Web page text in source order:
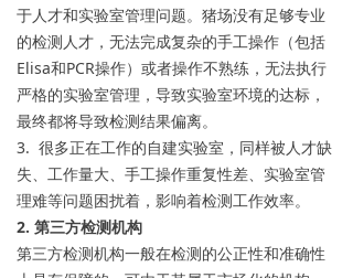
于人才和实验室管理问题。猪场没有足够专业
的检测人才，无法完成复杂的手工操作（包括
Elisa和PCR操作）或者操作不熟练，无法执行
严格的实验室管理，导致实验室环境的达标，
最终都将导致检测结果偏离。
3. 很多正在工作的自建实验室，同样被人才缺
失、工作量大、手工操作重复性差、实验室管
理难等问题困扰着，影响着检测工作效率。
2. 第三方检测机构
第三方检测机构一般在检测的公正性和准确性